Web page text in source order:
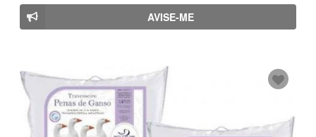
AVISE-ME